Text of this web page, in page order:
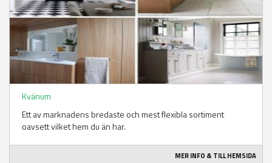
Kvänum
Ett av marknadens bredaste och mest flexibla sortiment
oavsett vilket hem du än har.
MER INFO & TILL HEMSIDA